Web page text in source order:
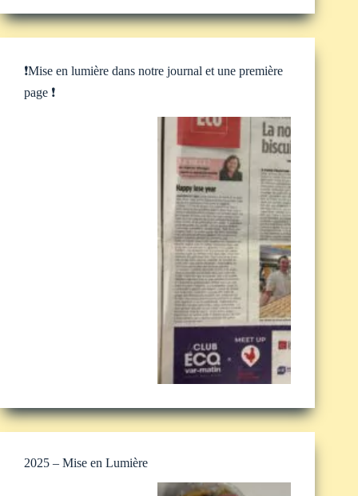
❗️Mise en lumière dans notre journal et une première
page ❗️
2025 – Mise en Lumière